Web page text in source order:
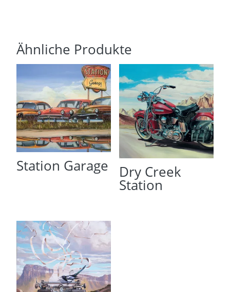
Ähnliche Produkte
Station Garage Dry Creek
Station